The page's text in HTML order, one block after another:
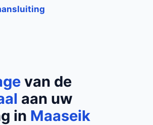
van de
aan uw
in Maaseik